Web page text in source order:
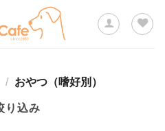
/ おやつ（嗜好別）
り込み